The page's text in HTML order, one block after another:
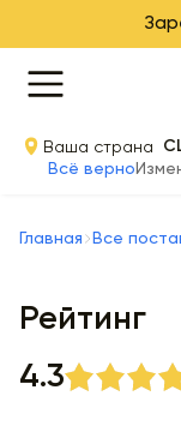
Ваша страна
Всё верно
Главная Все
Рейтинг
4.3